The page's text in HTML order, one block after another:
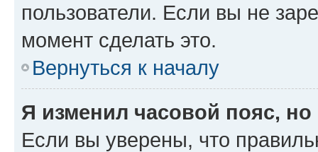
пользователи. Если вы не
момент сделать это.
Вернуться к началу
Я изменил часовой пояс,
Если вы уверены, что